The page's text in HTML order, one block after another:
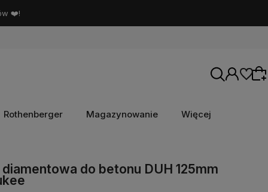
❤️!
Wybierz coś dla siebie z naszej aktualnej
Rothenberger Magazynowanie Więcej
diamentowa do betonu DUH 125mm